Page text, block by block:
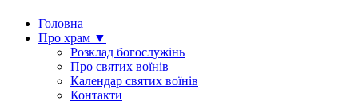
Головна
Про храм ▼
Розклад богослужінь
Про святих воїнів
Календар святих воїнів
Контакти